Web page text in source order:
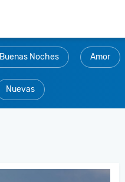
Buenas Noches Amor
Nuevas